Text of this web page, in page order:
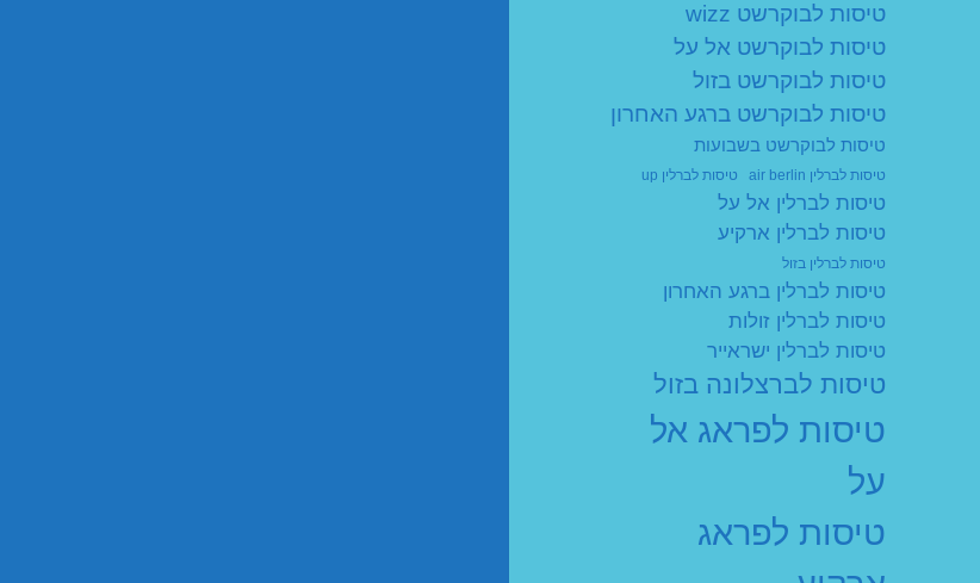
טיסות לבוקרשט wizz
טיסות לבוקרשט אל על
טיסות לבוקרשט בזול
טיסות לבוקרשט ברגע האחרון
טיסות לבוקרשט בשבועות
טיסות לברלין air berlin טיסות לברלין up
טיסות לברלין אל על
טיסות לברלין ארקיע
טיסות לברלין בזול
טיסות לברלין ברגע האחרון
טיסות לברלין זולות
טיסות לברלין ישראייר
טיסות לברצלונה בזול
טיסות לפראג אל
על
טיסות לפראג